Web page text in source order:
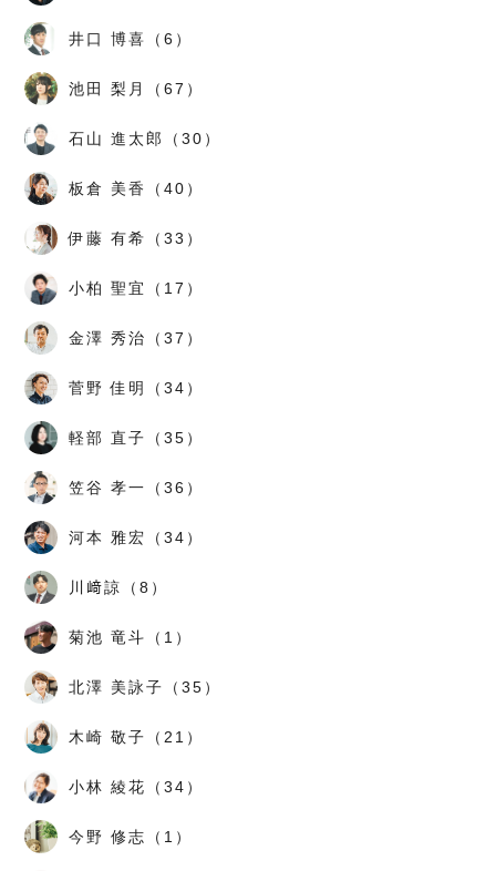
井口 博喜（6）
池田 梨月（67）
石山 進太郎（30）
板倉 美香（40）
伊藤 有希（33）
小柏 聖宜（17）
金澤 秀治（37）
菅野 佳明（34）
軽部 直子（35）
笠谷 孝一（36）
河本 雅宏（34）
川﨑諒（8）
菊池 竜斗（1）
北澤 美詠子（35）
木崎 敬子（21）
小林 綾花（34）
今野 修志（1）